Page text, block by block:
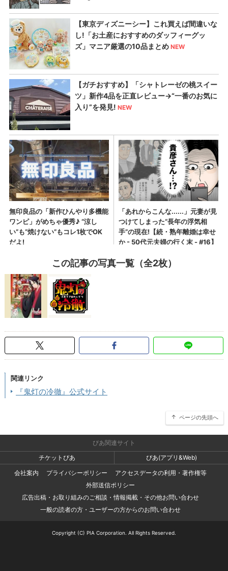
この記事の写真一覧（全2枚）
関連リンク
『鬼灯の冷徹』公式サイト
ページの先頭へ
ぴあ関連サイト
チケットぴあ
ぴあ(アプリ&Web)
会社案内
プライバシーポリシー
アクセスデータの利用・著作権等
外部送信ポリシー
広告出稿・お取り組みのご相談・情報掲載・その他お問い合わせ
一般の読者の方・ユーザーの方からのお問い合わせ
Copyright (C) PIA Corporation. All Rights Reserved.